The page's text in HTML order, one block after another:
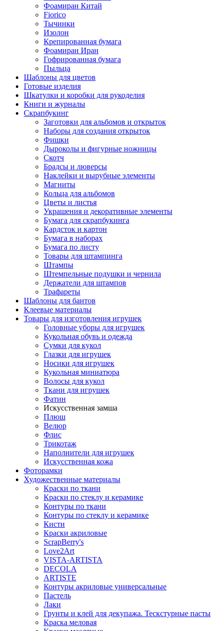
Фоамиран Китай
Fiorico
Тычинки
Изолон
Крепированная бумага
Фоамиран Иран
Гофрированная бумага
Пыльца
Шаблоны для цветов
Готовые изделия
Шкатулки и коробки для рукоделия
Книги и журналы
Скрапбукинг
Заготовки для альбомов и открыток
Наборы для создания открыток
Фишки
Дыроколы и фигурные ножницы
Скотч
Брадсы и люверсы
Наклейки и вырубные элементы
Магниты
Кольца для альбомов
Цветы и листья
Украшения и декоративные элементы
Бумага для скрапбукинга
Кардсток и картон
Бумага в наборах
Бумага по листу
Товары для штампинга
Штампы
Штемпельные подушки и чернила
Держатели для штампов
Трафареты
Шаблоны для бантов
Клеевые материалы
Товары для изготовления игрушек
Головные уборы для игрушек
Кукольная обувь и одежда
Сумки для кукол
Глазки для игрушек
Носики для игрушек
Кукольная миниатюра
Волосы для кукол
Ткани для игрушек
Фатин
Искусственная замша
Плюш
Велюр
Флис
Трикотаж
Наполнители для игрушек
Искусственная кожа
Фоторамки
Художественные материалы
Краски по ткани
Краски по стеклу и керамике
Контуры по ткани
Контуры по стеклу и керамике
Кисти
Краски акриловые
ScrapBerry's
Love2Art
VISTA-ARTISTA
DECOLA
ARTISTE
Контуры акриловые универсальные
Пастель
Лаки
Грунты и клей для декупажа. Тескстурные пасты
Краска меловая